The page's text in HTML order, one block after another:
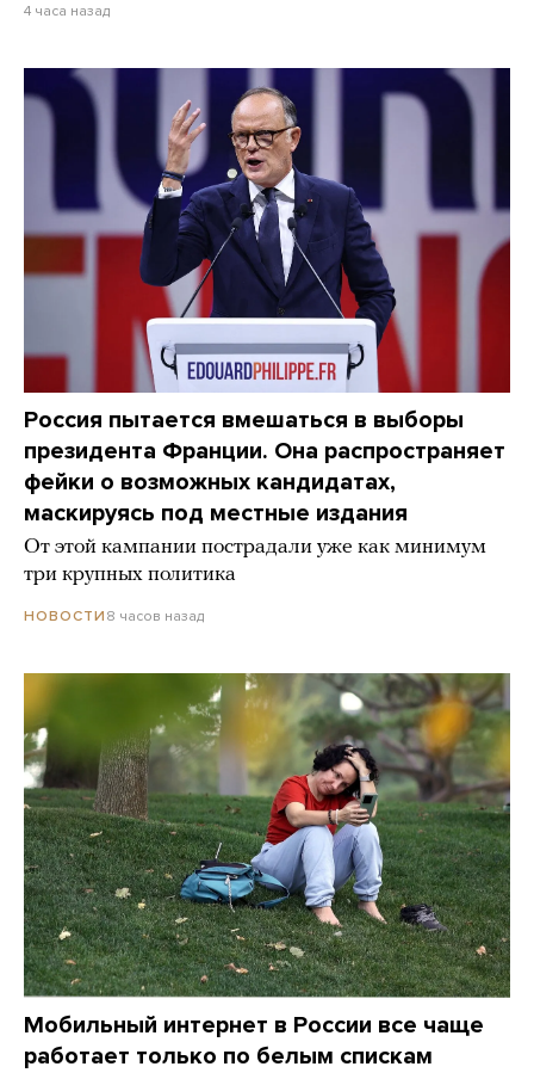
4 часа назад
Россия пытается вмешаться в выборы
президента Франции. Она распространяет
фейки о возможных кандидатах,
маскируясь под местные издания
От этой кампании пострадали уже как минимум
три крупных политика
НОВОСТИ 8 часов назад
Мобильный интернет в России все чаще
работает только по белым спискам